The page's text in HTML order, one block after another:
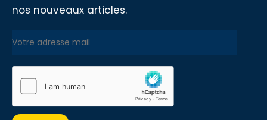
nos nouveaux articles.